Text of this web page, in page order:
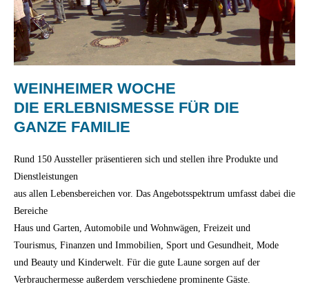
WEINHEIMER WOCHE
DIE ERLEBNISMESSE FÜR DIE
GANZE FAMILIE
Rund 150 Aussteller präsentieren sich und stellen ihre Produkte und
Dienstleistungen
aus allen Lebensbereichen vor. Das Angebotsspektrum umfasst dabei die
Bereiche
Haus und Garten, Automobile und Wohnwägen, Freizeit und
Tourismus, Finanzen und Immobilien, Sport und Gesundheit, Mode
und Beauty und Kinderwelt. Für die gute Laune sorgen auf der
Verbrauchermesse außerdem verschiedene prominente Gäste.